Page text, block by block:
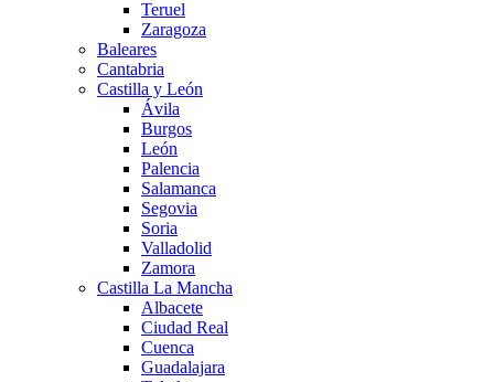
Teruel
Zaragoza
Baleares
Cantabria
Castilla y León
Ávila
Burgos
León
Palencia
Salamanca
Segovia
Soria
Valladolid
Zamora
Castilla La Mancha
Albacete
Ciudad Real
Cuenca
Guadalajara